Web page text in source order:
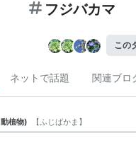
フジバカマ
この
ネットで話題 関連ブロ
動植物) 【ふじばかま 】